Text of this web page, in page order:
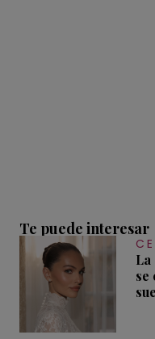
Te puede interesar
La
se